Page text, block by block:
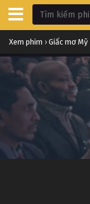
Xem phim › Giấc mơ